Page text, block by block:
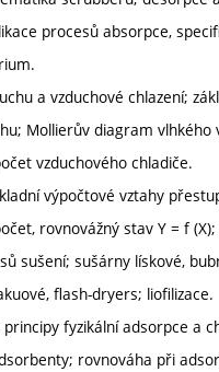
procesů absorpce,
a vzduchové chlazení;
Mollierův diagram vlhkého
vzduchového chladiče.
výpočtové vztahy
rovnovážný stav Y = f
sušení; sušárny lískové,
flash-dryers; liofilizace.
principy fyzikální adsorpce a
rovnováha při